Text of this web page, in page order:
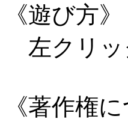
《遊び方》
左クリッ
《著作権